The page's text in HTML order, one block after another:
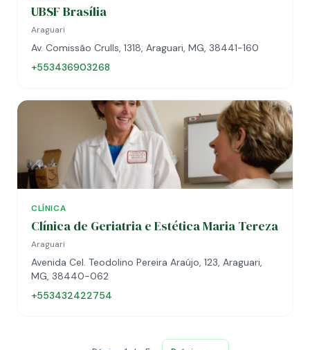
UBSF Brasília
Araguari
Av. Comissão Crulls, 1318, Araguari, MG, 38441-160
+553436903268
CLÍNICA
Clínica de Geriatria e Estética Maria Tereza
Araguari
Avenida Cel. Teodolino Pereira Araújo, 123, Araguari,
MG, 38440-062
+553432422754